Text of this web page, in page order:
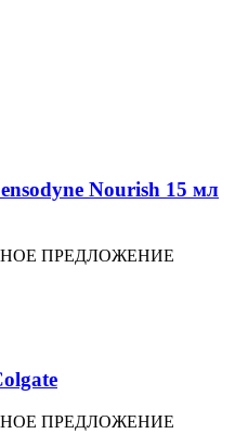
Nourish 15 мл
ПРЕДЛОЖЕНИЕ
ПРЕДЛОЖЕНИЕ